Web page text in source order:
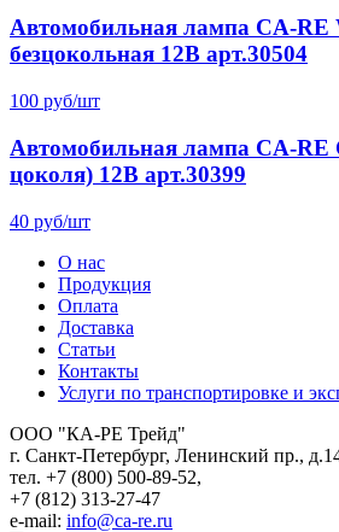
Автомобильная лампа CA-RE
безцокольная 12В арт.30504
100 руб/шт
Автомобильная лампа CA-RE
цоколя) 12В арт.30399
40 руб/шт
О нас
Продукция
Оплата
Доставка
Статьи
Контакты
Услуги по транспортировке и
ООО "КА-РЕ Трейд"
г. Санкт-Петербург, Ленинский пр.,
тел. +7 (800) 500-89-52,
+7 (812) 313-27-47
e-mail: info@ca-re.ru